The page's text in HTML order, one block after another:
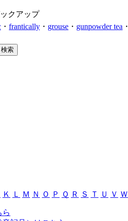
クアップ
・ frantically ・ grouse ・ gunpowder tea ・
Ｋ Ｌ Ｍ Ｎ Ｏ Ｐ Ｑ Ｒ Ｓ Ｔ Ｕ Ｖ Ｗ
ら